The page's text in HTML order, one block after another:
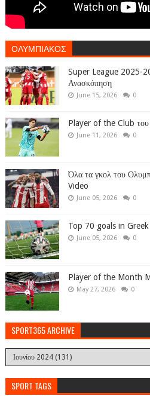
ΟΛΥΜΠΙΑΚΟΣ
Super League 2025-
Ανασκόπηση
June 15, 2026 0
Player of the Club του
June 11, 2026 0
Όλα τα γκολ του
Video
June 05, 2026 0
Top 70 goals in
June 05, 2026 0
Player of the Month
May 27, 2026 0
SPORT365 ARCHIVE
SPORT TAGS